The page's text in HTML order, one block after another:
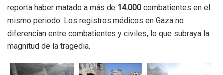
reporta haber matado a más de 14.000 combatientes en el
mismo periodo. Los registros médicos en Gaza no
diferencian entre combatientes y civiles, lo que subraya la
magnitud de la tragedia.